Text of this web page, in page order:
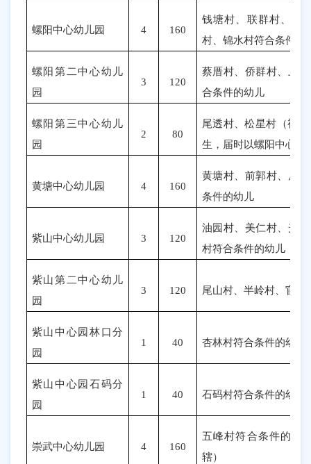
螺阳中心幼儿园 4 160
钱塘村、 联群村、金
村、锦水村符合条件的
螺阳第二中心幼儿
园
3 120
蔡厝村、 侨群村、上
合条件的幼儿
螺阳第三中心幼儿
园
2 80
尾透村、松星村（视
生，届时以螺阳中心园
黄塘中心幼儿园 4 160
黄塘村、前郭村、后
条件的幼儿
紫山中心幼儿园 3 120
油园村、美仁村、光
村符合条件的幼儿
紫山第二中心幼儿
园
3 120 尾山村、半岭村、官溪
紫山中心园林口分
园
1 40 杏林村符合条件的幼儿
紫山中心园石码分
园
1 40 石码村符合条件的幼儿
崇武中心幼儿园 4 160
五峰村符合条件的幼
辖）